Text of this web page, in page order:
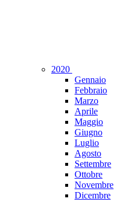
2020
Gennaio
Febbraio
Marzo
Aprile
Maggio
Giugno
Luglio
Agosto
Settembre
Ottobre
Novembre
Dicembre